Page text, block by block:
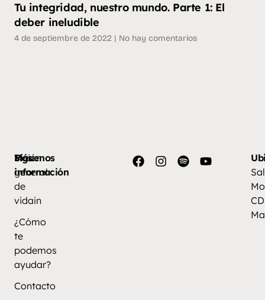
Tu integridad, nuestro mundo. Parte 1: El
deber ineludible
4 de septiembre de 2022 No hay comentarios
Más
información
Visión
general
de
vidain
¿Cómo
te
podemos
ayudar?
Contacto
Síguenos